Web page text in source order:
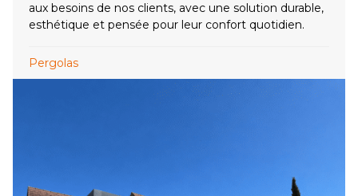
aux besoins de nos clients, avec une solution durable,
esthétique et pensée pour leur confort quotidien.
Pergolas